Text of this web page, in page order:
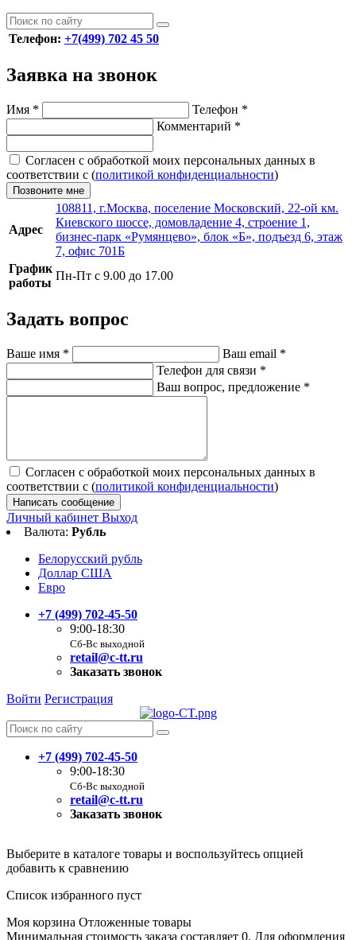
Телефон: +7(499) 702 45 50
Заявка на звонок
Имя * Телефон *
Комментарий *
Согласен с обработкой моих персональных данных в
соответствии с (политикой конфиденциальности)
Позвоните мне
Адрес
108811, г.Москва, поселение Московский, 22-ой км.
Киевского шоссе, домовладение 4, строение 1,
бизнес-парк «Румянцево», блок «Б», подъезд 6, этаж
7, офис 701Б
График
работы
Пн-Пт с 9.00 до 17.00
Задать вопрос
Ваше имя * Ваш email *
Телефон для связи *
Ваш вопрос, предложение *
Согласен с обработкой моих персональных данных в
соответствии с (политикой конфиденциальности)
Написать сообщение
Личный кабинет Выход
Валюта: Рубль
Белорусский рубль
Доллар США
Евро
+7 (499) 702-45-50
9:00-18:30
Сб-Вс выходной
retail@c-tt.ru
Заказать звонок
Войти Регистрация
+7 (499) 702-45-50
9:00-18:30
Сб-Вс выходной
retail@c-tt.ru
Заказать звонок
Выберите в каталоге товары и воспользуйтесь опцией
добавить к сравнению
Список избранного пуст
Моя корзина Отложенные товары
Минимальная стоимость заказа составляет 0. Для оформления